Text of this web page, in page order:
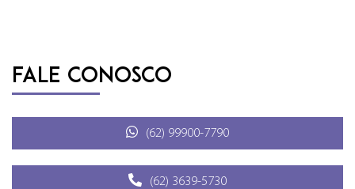
FALE CONOSCO
(62) 99900-7790
(62) 3639-5730